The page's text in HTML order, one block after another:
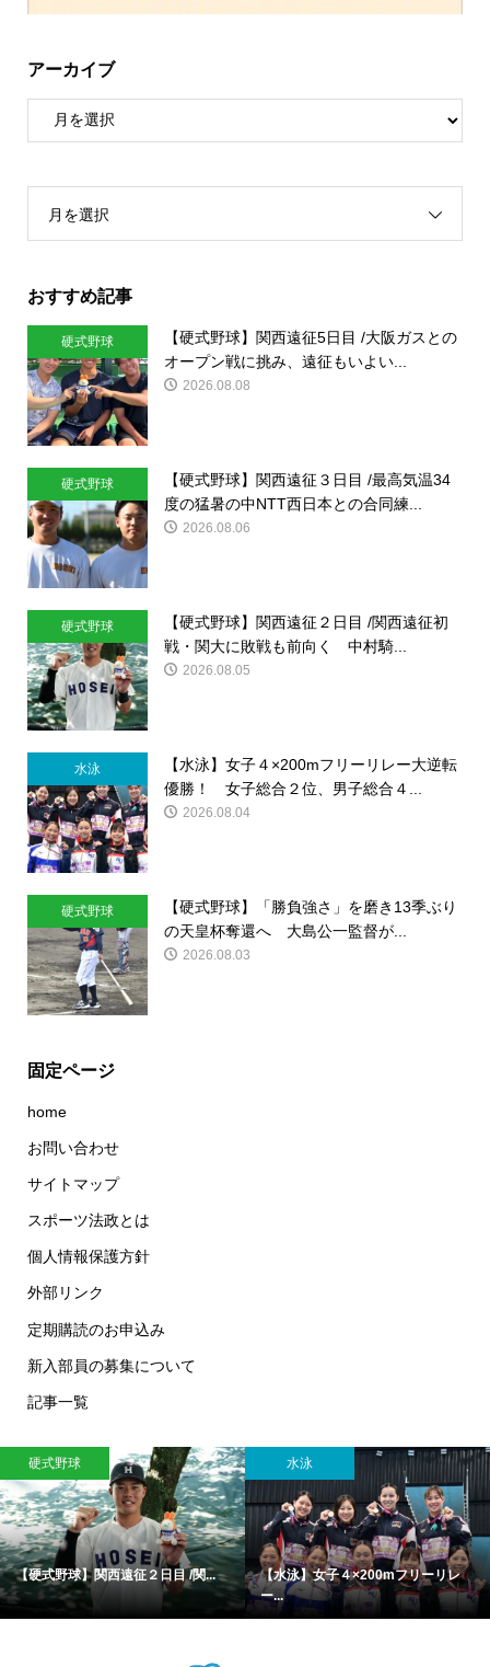
アーカイブ
月を選択
おすすめ記事
硬式野球
【硬式野球】関西遠征5日目 /大阪ガスとの
オープン戦に挑み、遠征もいよい...
2026.08.08
硬式野球
【硬式野球】関西遠征３日目 /最高気温34
度の猛暑の中NTT西日本との合同練...
2026.08.06
硬式野球
【硬式野球】関西遠征２日目 /関西遠征初
戦・関大に敗戦も前向く 中村騎...
2026.08.05
水泳
【水泳】女子４×200mフリーリレー大逆転
優勝！ 女子総合２位、男子総合４...
2026.08.04
硬式野球
【硬式野球】「勝負強さ」を磨き13季ぶり
の天皇杯奪還へ 大島公一監督が...
2026.08.03
固定ページ
home
お問い合わせ
サイトマップ
スポーツ法政とは
個人情報保護方針
外部リンク
定期購読のお申込み
新入部員の募集について
記事一覧
硬式野球
【硬式野球】関西遠征２日目 /関...
水泳
【水泳】女子４×200mフリーリレ
ー...